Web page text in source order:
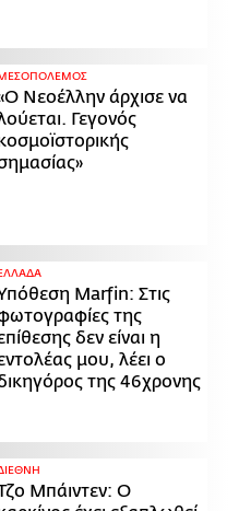
ΜΕΣΟΠΟΛΕΜΟΣ
Νεοέλλην άρχισε να
Γεγονός
ΕΛΛΑΔΑ
Marfin: Στις
της
δεν είναι η
μου, λέει ο
της 46χρονης
Μπάιντεν: Ο